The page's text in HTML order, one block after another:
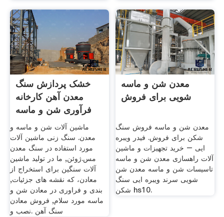
خشک پردازش سنگ
معدن آهن کارخانه
فرآوری شن و ماسه
ماشین آلات شن و ماسه و
معدن. سنگ زنی ماشین آلات
مورد استفاده در سنگ معدن
مس.ژوئن, ما در تولید ماشین
آلات سنگین برای استخراج از
معادن، که نقشه های جزئیات,
بندی و فراوری در معادن شن و
ماسه مورد سلام, فروش معادن
سنگ آهن .نصب و
معدن شن و ماسه
شویی برای فروش
معدن شن و ماسه فروش سنگ
شکن برای فروش. فیدر ویبره
ایی – خرید تجهیزات و ماشین
آلات راهسازی معدن شن و ماسه
تاسیسات شن و ماسه معدن شن
شویی سرند ویبره ایی سنگ
شکن hs10.